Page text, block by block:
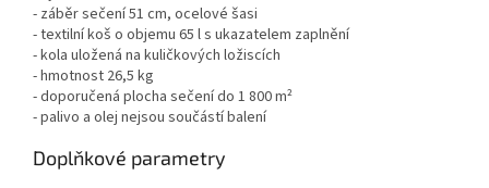
- záběr sečení 51 cm, ocelové šasi
- textilní koš o objemu 65 l s ukazatelem zaplnění
- kola uložená na kuličkových ložiscích
- hmotnost 26,5 kg
- doporučená plocha sečení do 1 800 m²
- palivo a olej nejsou součástí balení
Doplňkové parametry